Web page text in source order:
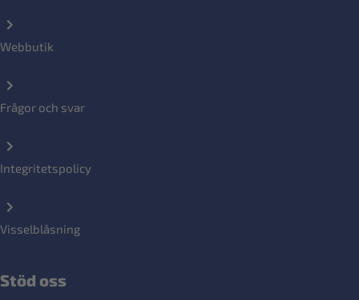
Webbutik
Frågor och svar
Integritetspolicy
Visselblåsning
Stöd oss